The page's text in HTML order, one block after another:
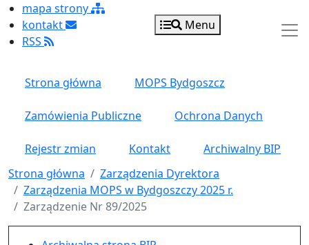
mapa strony
kontakt
RSS
Menu
Strona główna MOPS Bydgoszcz
Zamówienia Publiczne Ochrona Danych
Rejestr zmian Kontakt
Archiwalny BIP
Strona główna
Zarządzenia Dyrektora
Zarządzenia MOPS w Bydgoszczy 2025 r.
Zarządzenie Nr 89/2025